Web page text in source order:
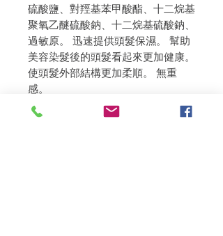
硫酸鹽、對羥基苯甲酸酯、十二烷基
聚氧乙醚硫酸鈉、十二烷基硫酸鈉、
過敏原。 迅速提供頭髮保濕。 幫助
美容染髮後的頭髮看起來更加健康。
使頭髮外部結構更加柔順。 無重
感。